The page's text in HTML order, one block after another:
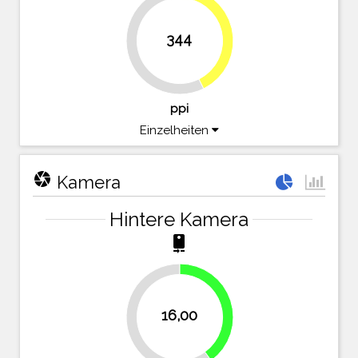
344 42.6%
ppi
Einzelheiten
camera Kamera
Hintere Kamera
camera_rear
16,00
60%
40%